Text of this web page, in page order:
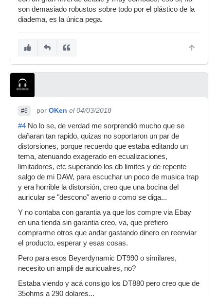
son demasiado robustos sobre todo por el plástico de la
diadema, es la única pega.
#6 por OKen el 04/03/2018
#4 No lo se, de verdad me sorprendió mucho que se
dañaran tan rapido, quizas no soportaron un par de
distorsiones, porque recuerdo que estaba editando un
tema, atenuando exagerado en ecualizaciones,
limitadores, etc superando los db limites y de repente
salgo de mi DAW, para escuchar un poco de musica trap
y era horrible la distorsión, creo que una bocina del
auricular se "descono" averio o como se diga...
Y no contaba con garantia ya que los compre via Ebay
en una tienda sin garantia creo, va, que prefiero
comprarme otros que andar gastando dinero en reenviar
el producto, esperar y esas cosas.
Pero para esos Beyerdynamic DT990 o similares,
necesito un ampli de auricualres, no?
Estaba viendo y acá consigo los DT880 pero creo que de
35ohms a 290 dolares...